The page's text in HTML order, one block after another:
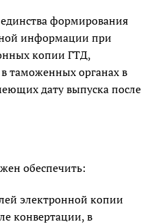
формирования
информации при
копии ГТД,
таможенных органах в
дату выпуска после
обеспечить:
электронной копии
конвертации, в